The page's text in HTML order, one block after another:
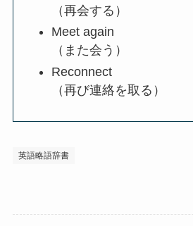
（再会する）
Meet again
（また会う）
Reconnect
（再び連絡を取る）
英語略語辞書